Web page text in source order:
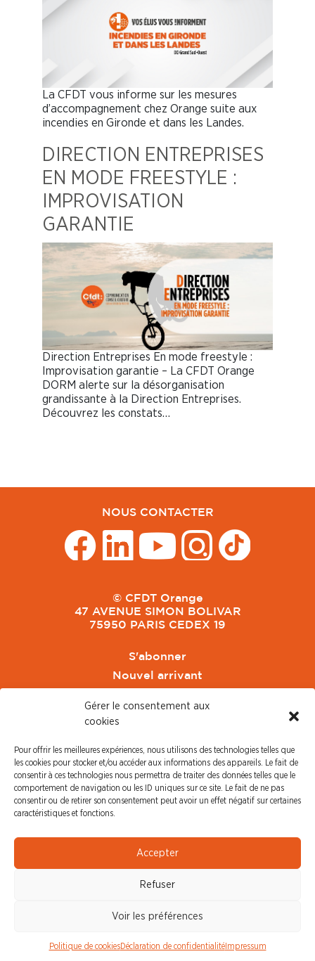
Gérer le consentement aux
cookies
Pour offrir les meilleures expériences, nous utilisons des technologies telles que
les cookies pour stocker et/ou accéder aux informations des appareils. Le fait de
consentir à ces technologies nous permettra de traiter des données telles que le
comportement de navigation ou les ID uniques sur ce site. Le fait de ne pas
consentir ou de retirer son consentement peut avoir un effet négatif sur certaines
caractéristiques et fonctions.
Accepter
Refuser
Voir les préférences
Politique de cookiesDéclaration de confidentialitéImpressum
La CFDT vous informe sur les mesures
d’accompagnement chez Orange suite aux
incendies en Gironde et dans les Landes.
DIRECTION ENTREPRISES
EN MODE FREESTYLE :
IMPROVISATION
GARANTIE
Direction Entreprises En mode freestyle :
Improvisation garantie – La CFDT Orange
DORM alerte sur la désorganisation
grandissante à la Direction Entreprises.
Découvrez les constats…
NOUS CONTACTER
© CFDT Orange
47 AVENUE SIMON BOLIVAR
75950 PARIS CEDEX 19
S'abonner
Nouvel arrivant
CFDT Cadres
CFDT Retraités
L'UFFA
PRESSE
Communiqué de Presse
Revue de Presse
© CFDT Orange | Mentions Légales |
Protection des